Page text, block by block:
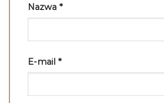
Nazwa *
E-mail *